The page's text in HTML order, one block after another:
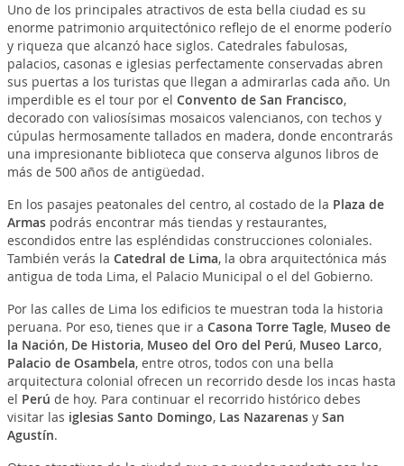
Uno de los principales atractivos de esta bella ciudad es su
enorme patrimonio arquitectónico reflejo de el enorme poderío
y riqueza que alcanzó hace siglos. Catedrales fabulosas,
palacios, casonas e iglesias perfectamente conservadas abren
sus puertas a los turistas que llegan a admirarlas cada año. Un
imperdible es el tour por el Convento de San Francisco,
decorado con valiosísimas mosaicos valencianos, con techos y
cúpulas hermosamente tallados en madera, donde encontrarás
una impresionante biblioteca que conserva algunos libros de
más de 500 años de antigüedad.
En los pasajes peatonales del centro, al costado de la Plaza de
Armaspodrás encontrar más tiendas y restaurantes,
escondidos entre las espléndidas construcciones coloniales.
También verás la Catedral de Lima, la obra arquitectónica más
antigua de toda Lima, el Palacio Municipal o el del Gobierno.
Por las calles de Lima los edificios te muestran toda la historia
peruana. Por eso, tienes que ir a Casona Torre Tagle, Museo de
la Nación, De Historia, Museo del Oro del Perú, Museo Larco,
Palacio de Osambela, entre otros, todos con una bella
arquitectura colonial ofrecen un recorrido desde los incas hasta
el Perú de hoy. Para continuar el recorrido histórico debes
visitar las iglesias Santo Domingo, Las Nazarenasy San
Agustín.